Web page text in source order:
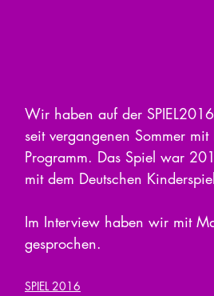
Wir haben auf der
seit vergangenen Sommer
Programm. Das Spiel war
mit dem Deutschen
Im Interview haben wir mit
gesprochen.
SPIEL 2016